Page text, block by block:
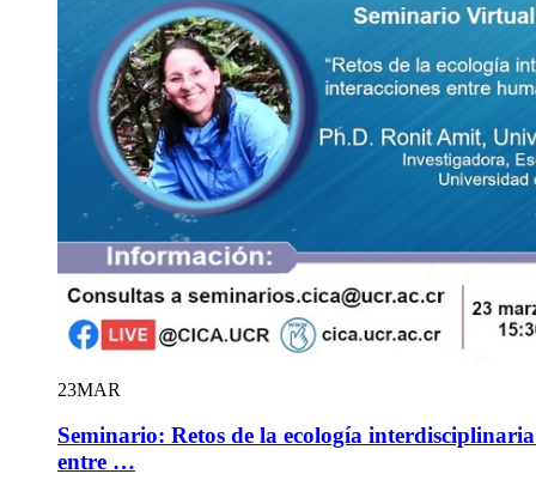
23MAR
Seminario: Retos de la ecología
entre …